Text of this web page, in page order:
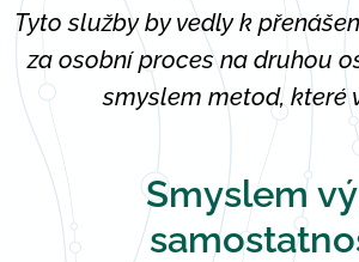
Tyto služby by vedly k
za osobní proces na druhou
smyslem metod, které
Smyslem